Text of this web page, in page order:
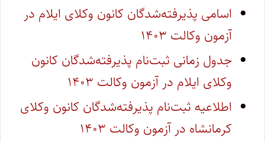
اسامی پذیرفته‌شدگان کانون وکلای ایلام در
آزمون وکالت ۱۴۰۳
جدول زمانی ثبت‌نام پذیرفته‌شدگان کانون
وکلای ایلام در آزمون وکالت ۱۴۰۳
اطلاعیه ثبت‌نام پذیرفته‌شدگان کانون وکلای
کرمانشاه در آزمون وکالت ۱۴۰۳